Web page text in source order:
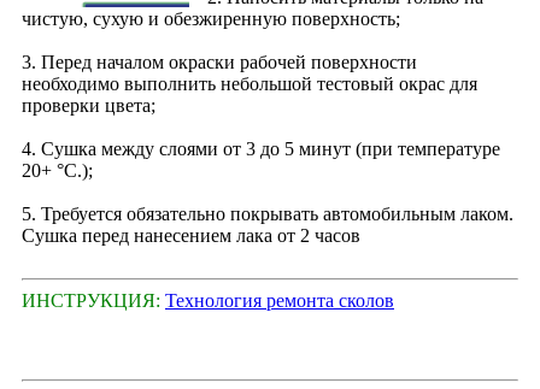
чистую, сухую и обезжиренную поверхность;
3. Перед началом окраски рабочей поверхности
необходимо выполнить небольшой тестовый окрас для
проверки цвета;
4. Сушка между слоями от 3 до 5 минут (при температуре
20+ °С.);
5. Требуется обязательно покрывать автомобильным лаком.
Сушка перед нанесением лака от 2 часов
ИНСТРУКЦИЯ: Технология ремонта сколов